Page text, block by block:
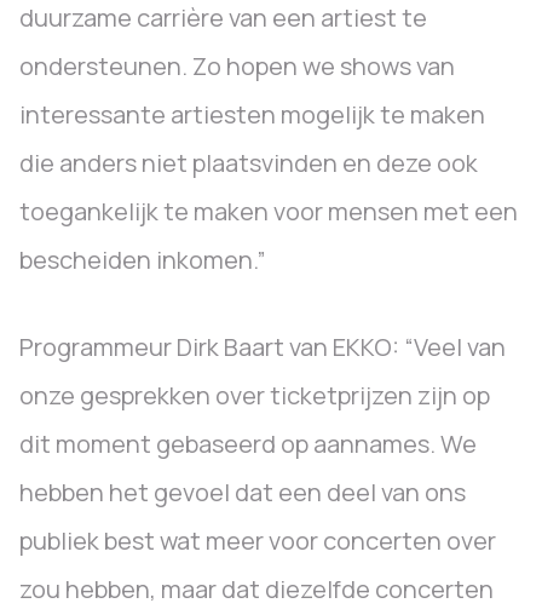
duurzame carrière van een artiest te
ondersteunen. Zo hopen we shows van
interessante artiesten mogelijk te maken
die anders niet plaatsvinden en deze ook
toegankelijk te maken voor mensen met een
bescheiden inkomen.”
Programmeur Dirk Baart van EKKO: “Veel van
onze gesprekken over ticketprijzen zijn op
dit moment gebaseerd op aannames. We
hebben het gevoel dat een deel van ons
publiek best wat meer voor concerten over
zou hebben, maar dat diezelfde concerten